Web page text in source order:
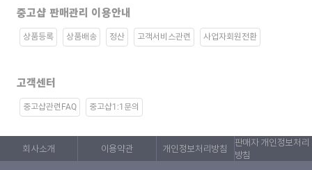
중고샵 판매관리 이용안내
상품등록 상품배송 정산 고객서비스관련 사업자회원전환
고객센터
중고샵관련FAQ 중고샵1:1문의
회사소개 이용약관 개인정보처리방침
판매자 개인정보처리
방침